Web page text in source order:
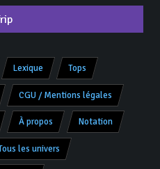
Lexique Tops
CGU / Mentions légales
À propos Notation
les univers